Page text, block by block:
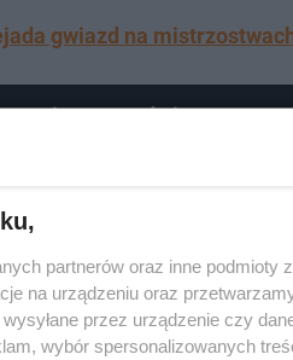
gwiazd na
mistrzostw świata
partnerów oraz inne podmioty
na urządzeniu oraz
przez urządzenie czy
wybór spersonalizowanych